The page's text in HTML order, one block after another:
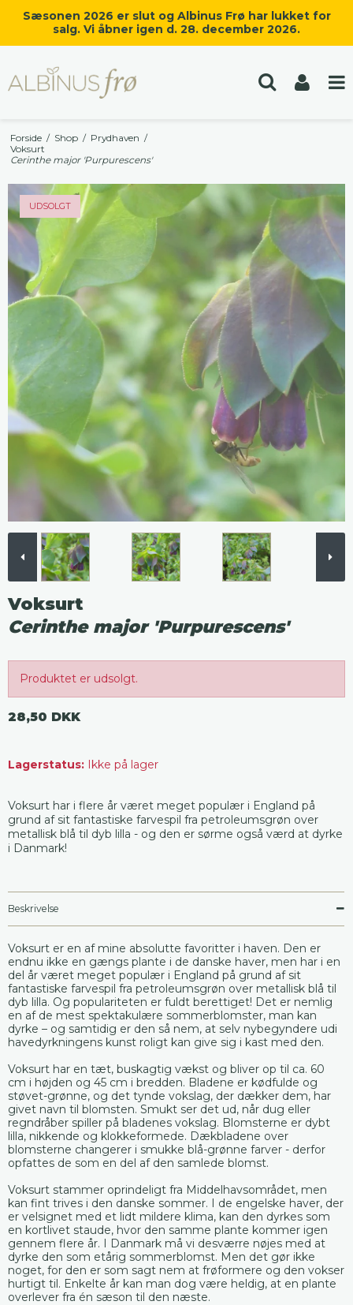
Sæsonen 2026 er slut og Albinus Frø har lukket for
salg. Vi åbner igen d. 28. december 2026.
Forside / Shop / Prydhaven /
Voksurt
Cerinthe major 'Purpurescens'
UDSOLGT
Voksurt
Cerinthe major 'Purpurescens'
Produktet er udsolgt.
28,50 DKK
Lagerstatus: Ikke på lager
Voksurt har i flere år været meget populær i England på
grund af sit fantastiske farvespil fra petroleumsgrøn over
metallisk blå til dyb lilla - og den er sørme også værd at dyrke
i Danmark!
Beskrivelse
Voksurt er en af mine absolutte favoritter i haven. Den er
endnu ikke en gængs plante i de danske haver, men har i en
del år været meget populær i England på grund af sit
fantastiske farvespil fra petroleumsgrøn over metallisk blå til
dyb lilla. Og populariteten er fuldt berettiget! Det er nemlig
en af de mest spektakulære sommerblomster, man kan
dyrke – og samtidig er den så nem, at selv nybegyndere udi
havedyrkningens kunst roligt kan give sig i kast med den.
Voksurt har en tæt, buskagtig vækst og bliver op til ca. 60
cm i højden og 45 cm i bredden. Bladene er kødfulde og
støvet-grønne, og det tynde vokslag, der dækker dem, har
givet navn til blomsten. Smukt ser det ud, når dug eller
regndråber spiller på bladenes vokslag. Blomsterne er dybt
lilla, nikkende og klokkeformede. Dækbladene over
blomsterne changerer i smukke blå-grønne farver - derfor
opfattes de som en del af den samlede blomst.
Voksurt stammer oprindeligt fra Middelhavsområdet, men
kan fint trives i den danske sommer. I de engelske haver, der
er velsignet med et lidt mildere klima, kan den dyrkes som
en kortlivet staude, hvor den samme plante kommer igen
gennem flere år. I Danmark må vi desværre nøjes med at
dyrke den som etårig sommerblomst. Men det gør ikke
noget, for den er som sagt nem at frøformere og den vokser
hurtigt til. Enkelte år kan man dog være heldig, at en plante
overlever fra én sæson til den næste.